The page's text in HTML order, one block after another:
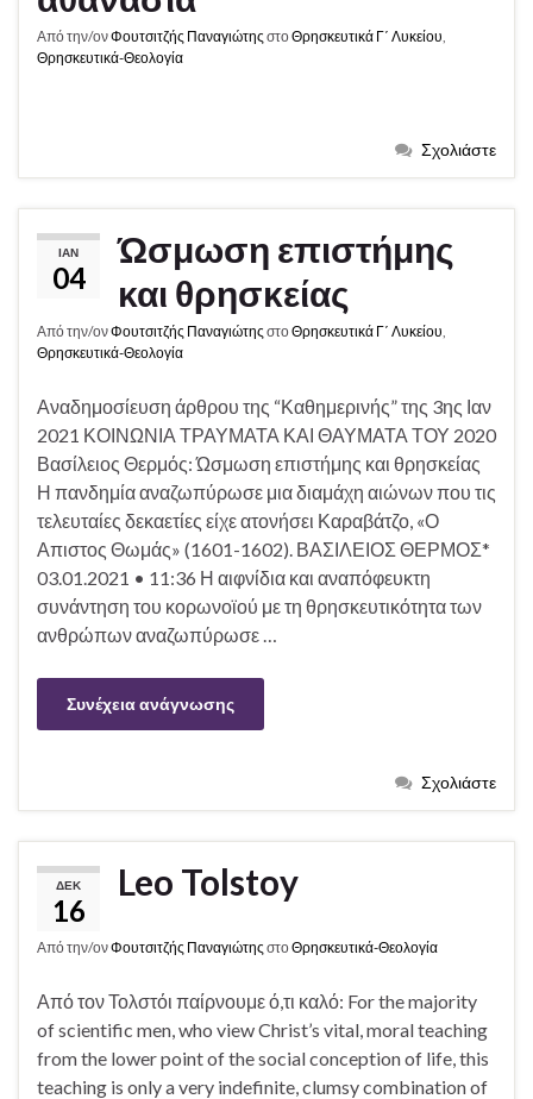
Από την/ονΦουτσιτζής Παναγιώτης στοΘρησκευτικά Γ΄ Λυκείου,
Θρησκευτικά-Θεολογία
Σχολιάστε
ΙΑΝ
04
Ώσμωση επιστήμης
και θρησκείας
Από την/ονΦουτσιτζής Παναγιώτης στοΘρησκευτικά Γ΄ Λυκείου,
Θρησκευτικά-Θεολογία
Αναδημοσίευση άρθρου της “Καθημερινής” της 3ης Ιαν
2021 ΚΟΙΝΩΝΙΑ ΤΡΑΥΜΑΤΑ ΚΑΙ ΘΑΥΜΑΤΑ ΤΟΥ 2020
Βασίλειος Θερμός: Ώσμωση επιστήμης και θρησκείας
Η πανδημία αναζωπύρωσε μια διαμάχη αιώνων που τις
τελευταίες δεκαετίες είχε ατονήσει Καραβάτζο, «Ο
Απιστος Θωμάς» (1601-1602). ΒΑΣΙΛΕΙΟΣ ΘΕΡΜΟΣ*
03.01.2021 • 11:36 Η αιφνίδια και αναπόφευκτη
συνάντηση του κορωνοϊού με τη θρησκευτικότητα των
ανθρώπων αναζωπύρωσε …
Συνέχεια ανάγνωσης
Σχολιάστε
ΔΕΚ
16
Leo Tolstoy
Από την/ονΦουτσιτζής Παναγιώτης στοΘρησκευτικά-Θεολογία
Από τον Τολστόι παίρνουμε ό,τι καλό: For the majority
of scientific men, who view Christ’s vital, moral teaching
from the lower point of the social conception of life, this
teaching is only a very indefinite, clumsy combination of